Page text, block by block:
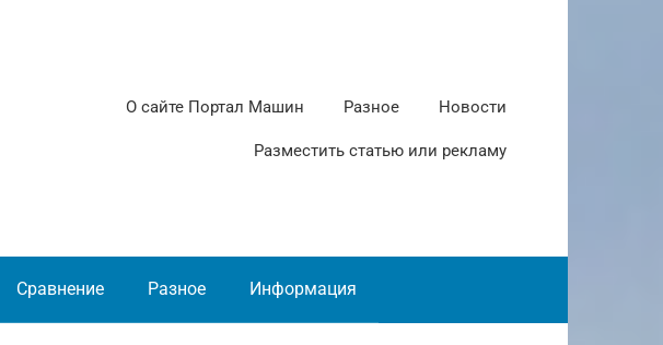
О сайте Портал Машин Разное Новости
Разместить статью или рекламу
Сравнение Разное Информация